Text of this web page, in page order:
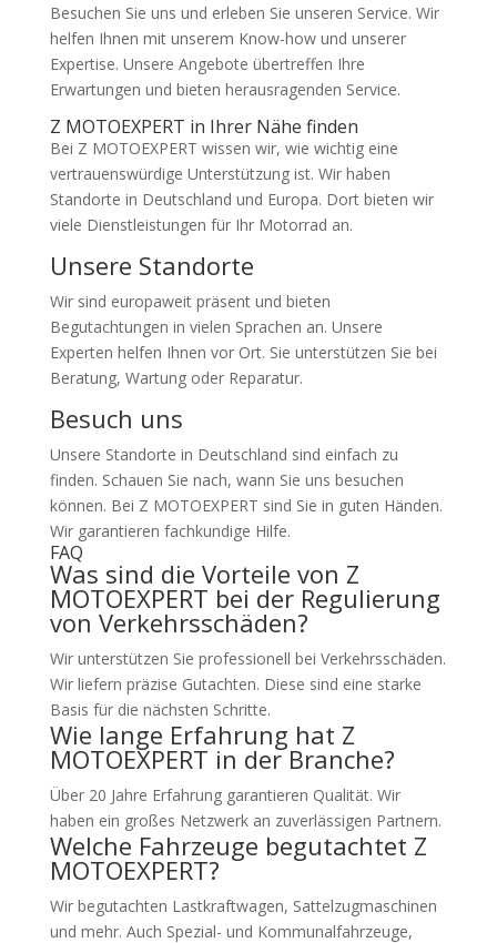
Besuchen Sie uns und erleben Sie unseren Service. Wir
helfen Ihnen mit unserem Know-how und unserer
Expertise. Unsere Angebote übertreffen Ihre
Erwartungen und bieten herausragenden Service.
Z MOTOEXPERT in Ihrer Nähe finden
Bei Z MOTOEXPERT wissen wir, wie wichtig eine
vertrauenswürdige Unterstützung ist. Wir haben
Standorte in Deutschland und Europa. Dort bieten wir
viele Dienstleistungen für Ihr Motorrad an.
Unsere Standorte
Wir sind europaweit präsent und bieten
Begutachtungen in vielen Sprachen an. Unsere
Experten helfen Ihnen vor Ort. Sie unterstützen Sie bei
Beratung, Wartung oder Reparatur.
Besuch uns
Unsere Standorte in Deutschland sind einfach zu
finden. Schauen Sie nach, wann Sie uns besuchen
können. Bei Z MOTOEXPERT sind Sie in guten Händen.
Wir garantieren fachkundige Hilfe.
FAQ
Was sind die Vorteile von Z
MOTOEXPERT bei der Regulierung
von Verkehrsschäden?
Wir unterstützen Sie professionell bei Verkehrsschäden.
Wir liefern präzise Gutachten. Diese sind eine starke
Basis für die nächsten Schritte.
Wie lange Erfahrung hat Z
MOTOEXPERT in der Branche?
Über 20 Jahre Erfahrung garantieren Qualität. Wir
haben ein großes Netzwerk an zuverlässigen Partnern.
Welche Fahrzeuge begutachtet Z
MOTOEXPERT?
Wir begutachten Lastkraftwagen, Sattelzugmaschinen
und mehr. Auch Spezial- und Kommunalfahrzeuge,